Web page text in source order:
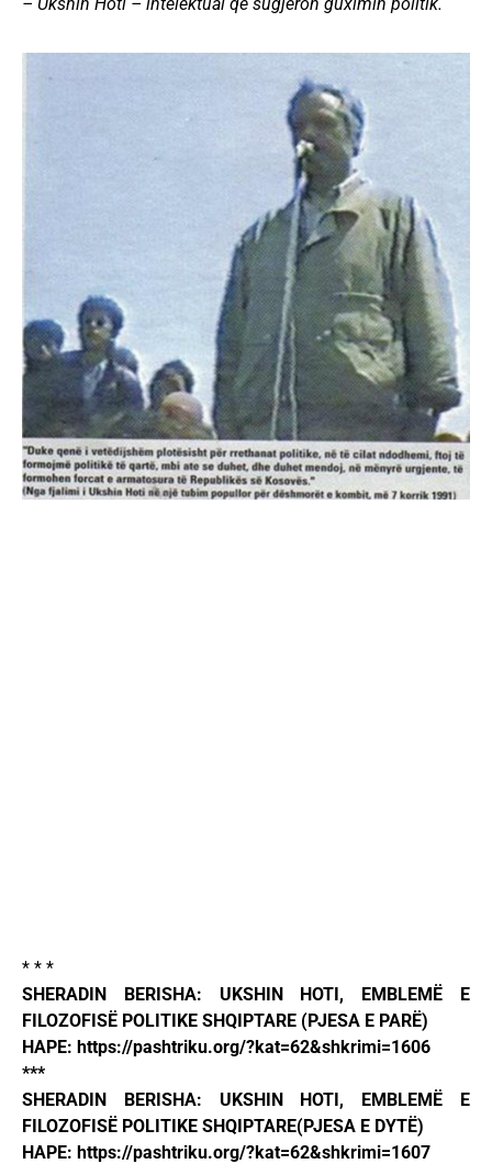
* * *
SHERADIN BERISHA: UKSHIN HOTI, EMBLEMË E
FILOZOFISË POLITIKE SHQIPTARE (PJESA E PARË)
HAPE: https://pashtriku.org/?kat=62&shkrimi=1606
***
SHERADIN BERISHA: UKSHIN HOTI, EMBLEMË E
FILOZOFISË POLITIKE SHQIPTARE(PJESA E DYTË)
HAPE: https://pashtriku.org/?kat=62&shkrimi=1607